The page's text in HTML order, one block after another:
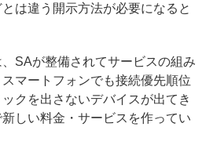
は違う開示方法が必要になると
SAが整備されてサービスの組み
マートフォンでも接続優先順位
クを出さないデバイスが出てき
しい料金・サービスを作ってい